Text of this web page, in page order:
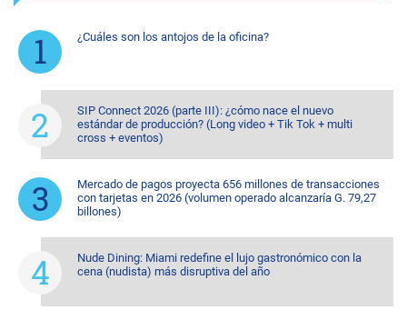
¿Cuáles son los antojos de la oficina?
SIP Connect 2026 (parte III): ¿cómo nace el nuevo
estándar de producción? (Long video + Tik Tok + multi
cross + eventos)
Mercado de pagos proyecta 656 millones de transacciones
con tarjetas en 2026 (volumen operado alcanzaría G. 79,27
billones)
Nude Dining: Miami redefine el lujo gastronómico con la
cena (nudista) más disruptiva del año